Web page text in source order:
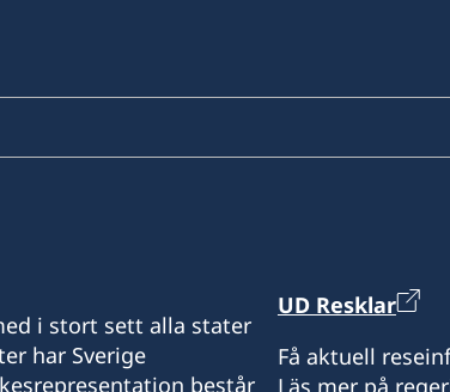
i stort sett alla stater
har Sverige
består
UD Resklar
Få aktuell
Läs mer på